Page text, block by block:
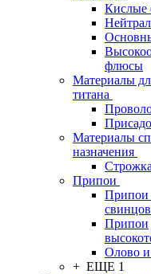
флюсы
Материалы
титана
Материалы
назначения
Припои
Припои
Припои
Олово и
+ ЕЩЕ 1